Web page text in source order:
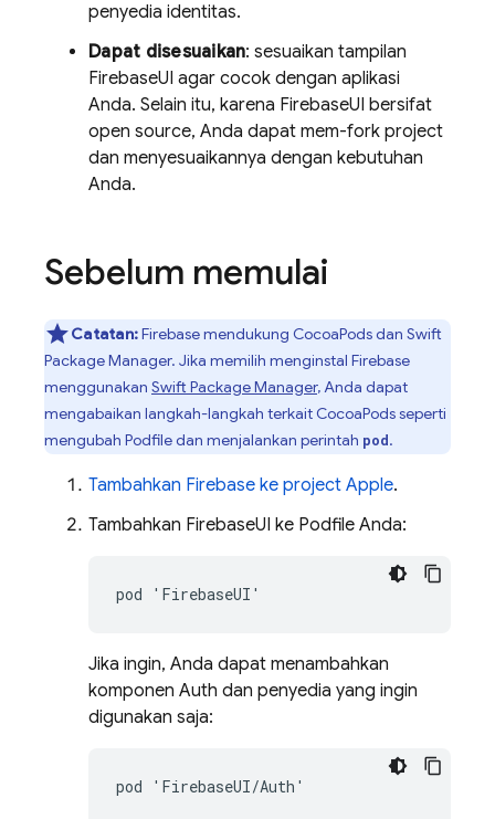
penyedia identitas.
Dapat disesuaikan: sesuaikan tampilan
FirebaseUI agar cocok dengan aplikasi
Anda. Selain itu, karena FirebaseUI bersifat
open source, Anda dapat mem-fork project
dan menyesuaikannya dengan kebutuhan
Anda.
Sebelum memulai
Catatan:Firebase mendukung CocoaPods dan Swift
Package Manager. Jika memilih menginstal Firebase
menggunakan Swift Package Manager, Anda dapat
mengabaikan langkah-langkah terkait CocoaPods seperti
mengubah Podfile dan menjalankan perintah pod.
Tambahkan Firebase ke project Apple.
Tambahkan FirebaseUI ke Podfile Anda:
Jika ingin, Anda dapat menambahkan
komponen Auth dan penyedia yang ingin
digunakan saja:
pod 'FirebaseUI/Auth'